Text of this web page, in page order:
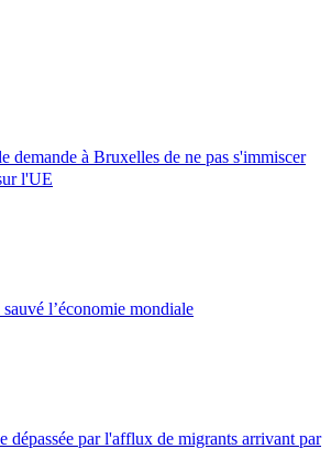
à Bruxelles de ne pas s'immiscer
l'UE
l’économie mondiale
dépassée par l'afflux de migrants arrivant par